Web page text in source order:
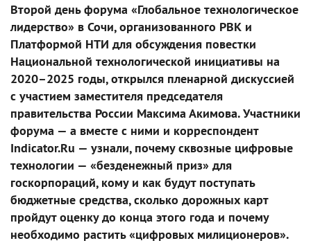
Второй день форума «Глобальное технологическое
лидерство» в Сочи, организованного РВК и
Платформой НТИ для обсуждения повестки
Национальной технологической инициативы на
2020–2025 годы, открылся пленарной дискуссией
с участием заместителя председателя
правительства России Максима Акимова. Участники
форума — а вместе с ними и корреспондент
Indicator.Ru — узнали, почему сквозные цифровые
технологии — «безденежный приз» для
госкорпораций, кому и как будут поступать
бюджетные средства, сколько дорожных карт
пройдут оценку до конца этого года и почему
необходимо растить «цифровых милиционеров».